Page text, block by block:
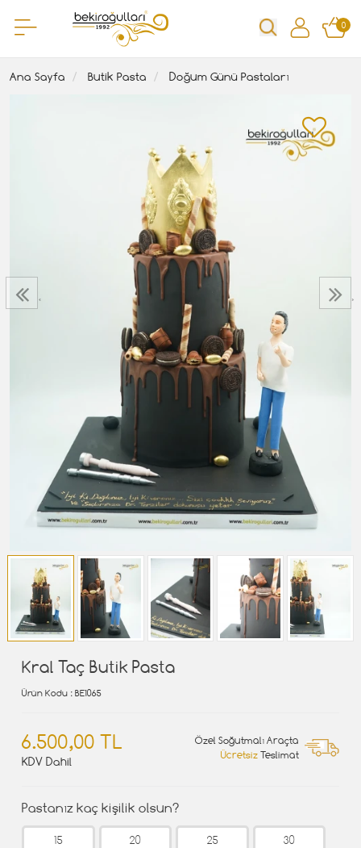
0
Ana Sayfa Butik Pasta Doğum Günü Pastaları
‹ ›
Kral Taç Butik Pasta
Ürün Kodu : BE1065
6.500,00 TL
KDV Dahil
Özel Soğutmalı Araçta
Ücretsiz Teslimat
Pastanız kaç kişilik olsun?
15
20
25
30